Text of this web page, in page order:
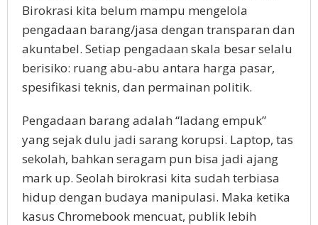
Birokrasi kita belum mampu mengelola
pengadaan barang/jasa dengan transparan dan
akuntabel. Setiap pengadaan skala besar selalu
berisiko: ruang abu-abu antara harga pasar,
spesifikasi teknis, dan permainan politik.
Pengadaan barang adalah “ladang empuk”
yang sejak dulu jadi sarang korupsi. Laptop, tas
sekolah, bahkan seragam pun bisa jadi ajang
mark up. Seolah birokrasi kita sudah terbiasa
hidup dengan budaya manipulasi. Maka ketika
kasus Chromebook mencuat, publik lebih